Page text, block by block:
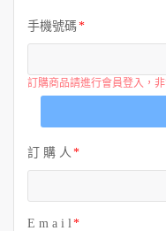
東南亞
手機號碼
訂購商品請進行會員登入，
訂 購 人
E m a i l